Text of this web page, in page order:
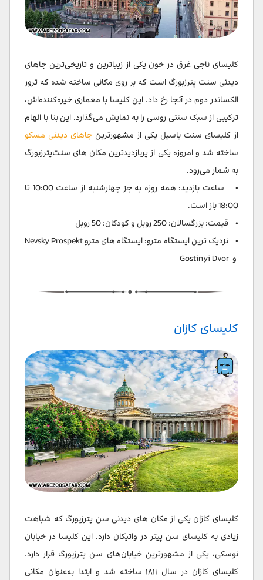
کلیسای ناجی غرق در خون یکی از زیباترین و تاریخی‌ترین جاهای
دیدنی سنت پترزبورگ است که بر روی مکانی ساخته شده که ترور
الکساندر دوم در آنجا رخ داد. این کلیسا با معماری خیره‌کننده‌اش،
ترکیبی از سبک سنتی روسی را به نمایش می‌گذارد. این بنا با الهام
از کلیسای سنت باسیل یکی از مشهورترین جاهای دیدنی مسکو
ساخته شد و امروزه یکی از پربازدیدترین مکان های سنت‌پترزبورگ
به شمار می‌رود.
• ساعت بازدید: همه روزه به جز چهارشنبه از ساعت 10:00 تا
18:00 باز است.
• قیمت: بزرگسالان: 250 روبل و کودکان: 50 روبل
• نزدیک ترین ایستگاه مترو: ایستگاه های مترو Nevsky Prospekt
و Gostinyi Dvor
کلیسای کازان
کلیسای کازان یکی از مکان های دیدنی سن پترزبورگ که شباهت
زیادی به کلیسای سن پیتر در واتیکان دارد. این کلیسا در خیابان
نوسکی، یکی از مشهورترین خیابان‌های سن پترزبورگ قرار دارد.
کلیسای کازان در سال ۱۸۱۱ ساخته شد و ابتدا به‌عنوان مکانی